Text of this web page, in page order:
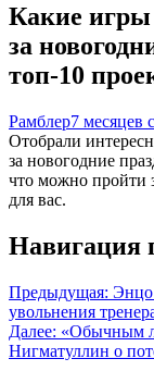
Какие
за
топ-10
Рамблер7 месяцев
Отобрали
за новогодние
что можно пройти
для вас.
Навигация
Предыдущая: Энцо
увольнения
Далее: «Обычным
Нигматуллин о